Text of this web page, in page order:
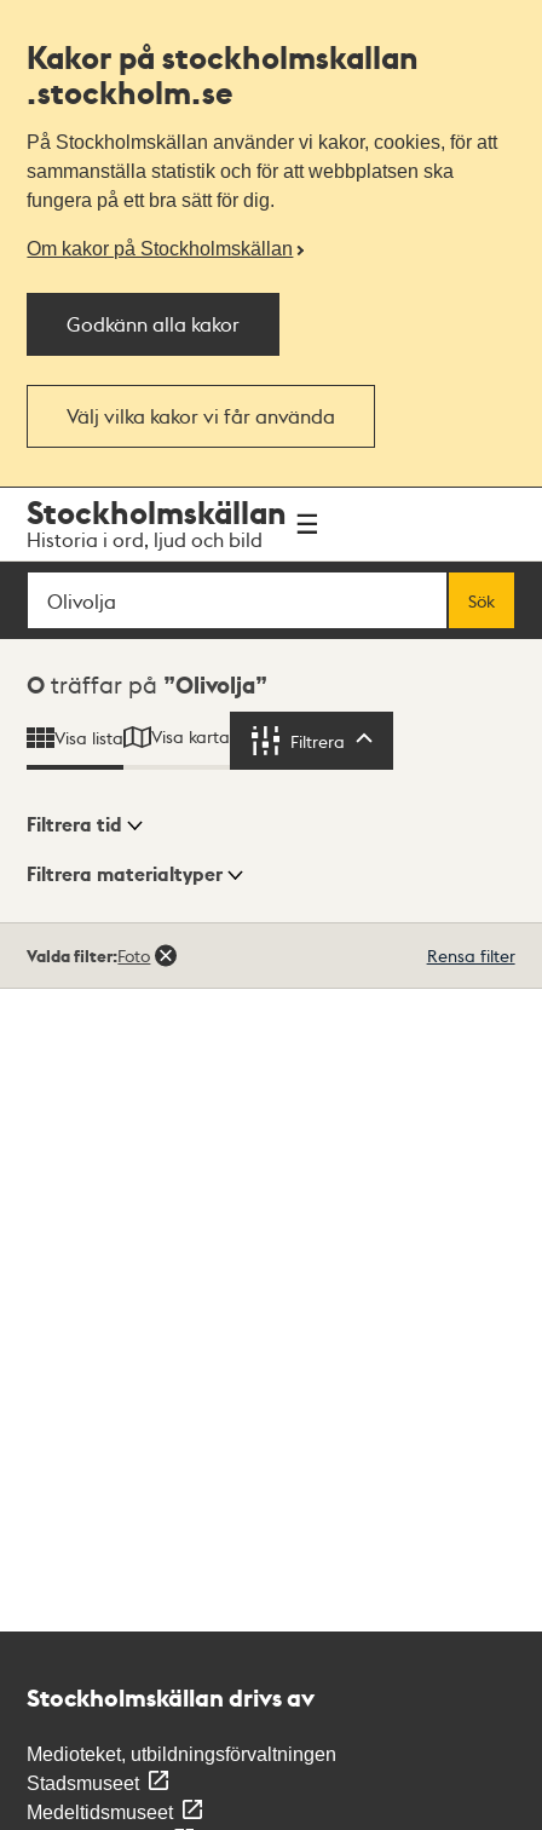
Kakor på stockholmskallan
.stockholm.se
På Stockholmskällan använder vi kakor, cookies, för att
sammanställa statistik och för att webbplatsen ska
fungera på ett bra sätt för dig.
Om kakor på Stockholmskällan
Godkänn alla kakor
Välj vilka kakor vi får använda
navigationen
huvudinnehållet
Stockholmskällan
Historia i ord, ljud och bild
Sök
Sök
Sökresultat
0 träffar på Olivolja
Visa lista Visa karta Filtrera
Visningsläge
Filtrera tid
Filtrera materialtyper
träffar
Valda filter:Foto Rensa filter
Stockholmskällan drivs av
Medioteket, utbildningsförvaltningen
Stadsmuseet
Medeltidsmuseet